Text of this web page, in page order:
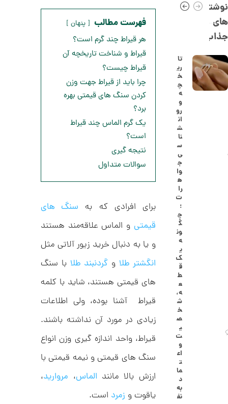
فهرست مطالب پنهان
هر قیراط چند گرم است؟
قیراط و شناخت تاریخچه آن
قیراط چیست؟
چرا باید از قیراط جهت وزن
کردن سنگ های قیمتی بهره
برد؟
یک گرم الماس چند قیراط
است؟
نتیجه گیری
سوالات متداول
برای افرادی که به سنگ های
قیمتی و الماس علاقه‌مند هستند
و یا به دنبال خرید زیور آلاتی مثل
انگشتر طلا و گردنبند طلا با سنگ
های قیمتی هستند، شاید با کلمه
قیراط آشنا بوده، ولی اطلاعات
زیادی در مورد آن نداشته باشند.
قیراط، واحد اندازه گیری وزن انواع
سنگ های قیمتی و نیمه قیمتی با
ارزش بالا مانند الماس، مروارید،
یاقوت و زمرد است.
نوشته
های
جذاب
تا
ری
خ
چ
ه
و
رو
ان
ش
نا
س
ی
ج
وا
ه
را
ت
؛
چ
گ
ون
ه
ی
ک
ق
ط
ع
ه،
ش
خ
ص
ی
ت
و
اع
ت
ما
د
به
نف
ا
ن
ش
ت
ر
ط
ل
ا
ا
ز
ک
ا
ل
ک
ن
م
ل
ا
ک
د
C
R
8
9
1
5
0
,
2
8
7
,
0
0
0
ت
و
م
ا
ن
ن
ش
ت2